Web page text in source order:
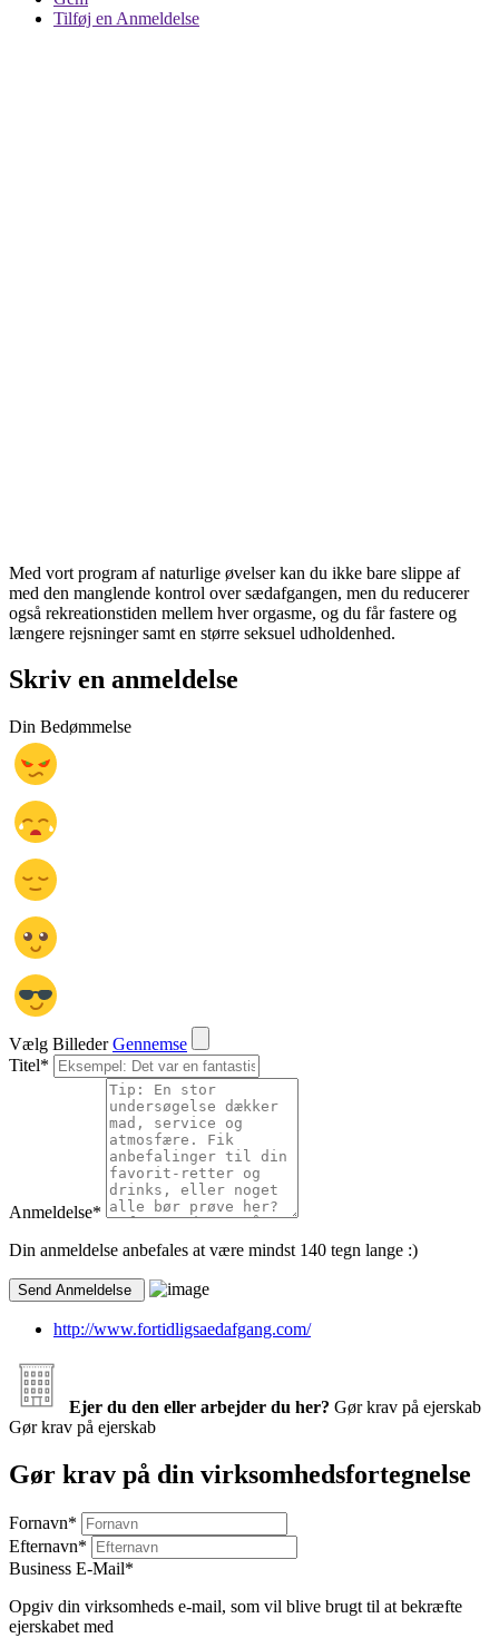
Tilføj en Anmeldelse
Med vort program af naturlige øvelser kan du ikke bare slippe af
med den manglende kontrol over sædafgangen, men du reducerer
også rekreationstiden mellem hver orgasme, og du får fastere og
længere rejsninger samt en større seksuel udholdenhed.
Skriv en anmeldelse
Din Bedømmelse
Vælg Billeder Gennemse
Titel*
Anmeldelse*
Din anmeldelse anbefales at være mindst 140 tegn lange :)
http://www.fortidligsaedafgang.com/
Ejer du den eller arbejder du her? Gør krav på ejerskab
Gør krav på ejerskab
Gør krav på din virksomhedsfortegnelse
Fornavn*
Efternavn*
Business E-Mail*
Opgiv din virksomheds e-mail, som vil blive brugt til at bekræfte
ejerskabet med